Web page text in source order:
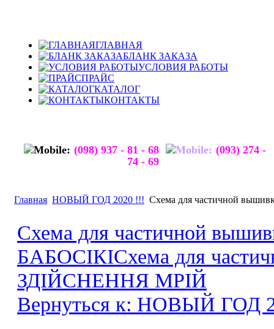
ГЛАВНАЯ
БЛАНК ЗАКАЗА
УСЛОВИЯ РАБОТЫ
ПРАЙС
КАТАЛОГ
КОНТАКТЫ
(098) 937 - 81 - 68
(093) 274 -
74 - 69
Главная НОВЫЙ ГОД 2020 !!! Схема для частичной
Схема для частичной
БАБОСІКІСхема для
ЗДІЙСНЕННЯ МРІЙ
Вернуться к: НОВЫЙ ГОД